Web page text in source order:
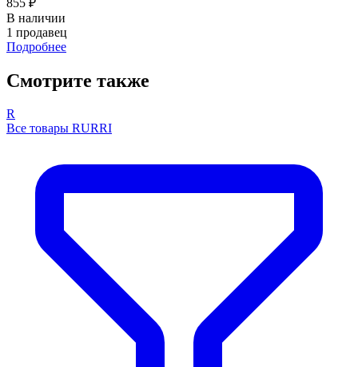
В наличии
1 продавец
Подробнее
Смотрите также
R
Все товары RURRI